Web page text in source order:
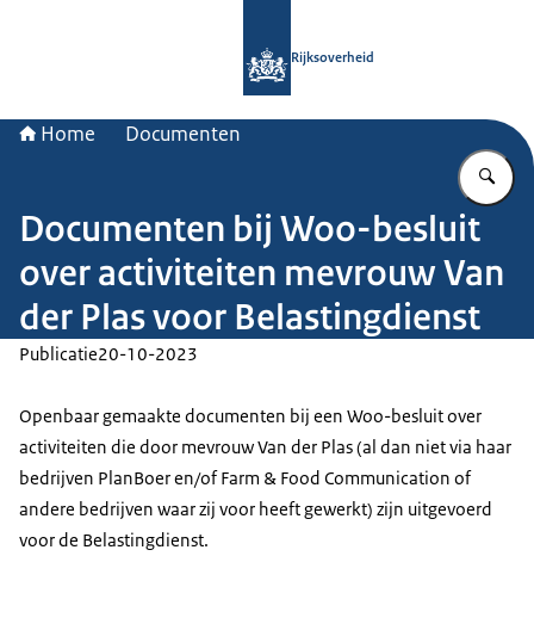
Rijksoverheid
Home Documenten
Documenten bij Woo-besluit
over activiteiten mevrouw Van
der Plas voor Belastingdienst
Publicatie20-10-2023
Openbaar gemaakte documenten bij een Woo-besluit over
activiteiten die door mevrouw Van der Plas (al dan niet via haar
bedrijven PlanBoer en/of Farm & Food Communication of
andere bedrijven waar zij voor heeft gewerkt) zijn uitgevoerd
voor de Belastingdienst.